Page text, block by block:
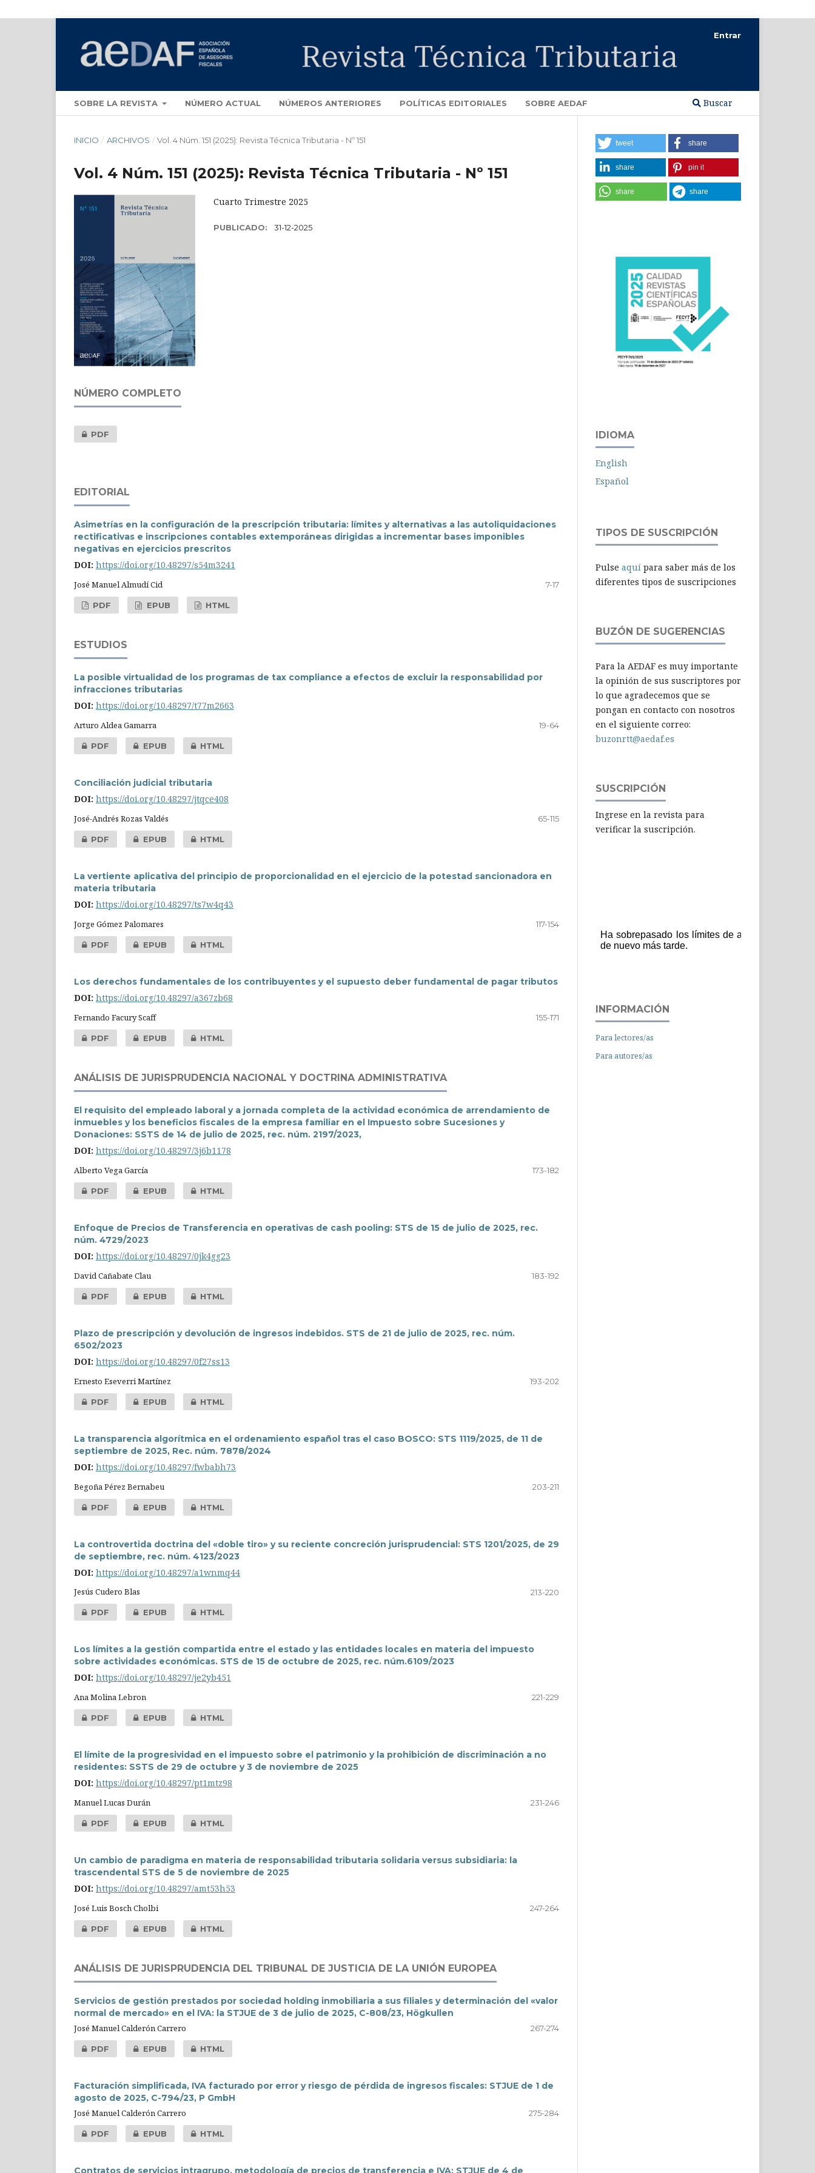
SOBRE LA REVISTA NÚMERO ACTUAL NÚMEROS ANTERIORES POLÍTICAS EDITORIALES SOBRE AEDAF Buscar
Entrar
INICIO / ARCHIVOS / Vol. 4 Núm. 151 (2025): Revista Técnica Tributaria - Nº 151
Vol. 4 Núm. 151 (2025): Revista Técnica Tributaria - Nº 151
Cuarto Trimestre 2025
PUBLICADO: 31-12-2025
NÚMERO COMPLETO
PDF
EDITORIAL
Asimetrías en la configuración de la prescripción tributaria: límites y alternativas a las autoliquidaciones
rectificativas e inscripciones contables extemporáneas dirigidas a incrementar bases imponibles
negativas en ejercicios prescritos
DOI: https://doi.org/10.48297/s54m3241
José Manuel Almudí Cid 7-17
PDF EPUB HTML
ESTUDIOS
La posible virtualidad de los programas de tax compliance a efectos de excluir la responsabilidad por
infracciones tributarias
DOI: https://doi.org/10.48297/t77m2663
Arturo Aldea Gamarra 19-64
PDF EPUB HTML
Conciliación judicial tributaria
DOI: https://doi.org/10.48297/jtqce408
José-Andrés Rozas Valdés 65-115
PDF EPUB HTML
La vertiente aplicativa del principio de proporcionalidad en el ejercicio de la potestad sancionadora en
materia tributaria
DOI: https://doi.org/10.48297/ts7w4q43
Jorge Gómez Palomares 117-154
PDF EPUB HTML
Los derechos fundamentales de los contribuyentes y el supuesto deber fundamental de pagar tributos
DOI: https://doi.org/10.48297/a367zb68
Fernando Facury Scaff 155-171
PDF EPUB HTML
ANÁLISIS DE JURISPRUDENCIA NACIONAL Y DOCTRINA ADMINISTRATIVA
El requisito del empleado laboral y a jornada completa de la actividad económica de arrendamiento de
inmuebles y los beneficios fiscales de la empresa familiar en el Impuesto sobre Sucesiones y
Donaciones: SSTS de 14 de julio de 2025, rec. núm. 2197/2023,
DOI: https://doi.org/10.48297/3j6b1178
Alberto Vega García 173-182
PDF EPUB HTML
Enfoque de Precios de Transferencia en operativas de cash pooling: STS de 15 de julio de 2025, rec.
núm. 4729/2023
DOI: https://doi.org/10.48297/0jk4gg23
David Cañabate Clau 183-192
PDF EPUB HTML
Plazo de prescripción y devolución de ingresos indebidos. STS de 21 de julio de 2025, rec. núm.
6502/2023
DOI: https://doi.org/10.48297/0f27ss13
Ernesto Eseverri Martínez 193-202
PDF EPUB HTML
La transparencia algorítmica en el ordenamiento español tras el caso BOSCO: STS 1119/2025, de 11 de
septiembre de 2025, Rec. núm. 7878/2024
DOI: https://doi.org/10.48297/fwbabh73
Begoña Pérez Bernabeu 203-211
PDF EPUB HTML
La controvertida doctrina del «doble tiro» y su reciente concreción jurisprudencial: STS 1201/2025, de 29
de septiembre, rec. núm. 4123/2023
DOI: https://doi.org/10.48297/a1wnmq44
Jesús Cudero Blas 213-220
PDF EPUB HTML
Los límites a la gestión compartida entre el estado y las entidades locales en materia del impuesto
sobre actividades económicas. STS de 15 de octubre de 2025, rec. núm.6109/2023
DOI: https://doi.org/10.48297/je2yb451
Ana Molina Lebron 221-229
PDF EPUB HTML
El límite de la progresividad en el impuesto sobre el patrimonio y la prohibición de discriminación a no
residentes: SSTS de 29 de octubre y 3 de noviembre de 2025
DOI: https://doi.org/10.48297/pt1mtz98
Manuel Lucas Durán 231-246
PDF EPUB HTML
Un cambio de paradigma en materia de responsabilidad tributaria solidaria versus subsidiaria: la
trascendental STS de 5 de noviembre de 2025
DOI: https://doi.org/10.48297/amt53h53
José Luis Bosch Cholbi 247-264
PDF EPUB HTML
ANÁLISIS DE JURISPRUDENCIA DEL TRIBUNAL DE JUSTICIA DE LA UNIÓN EUROPEA
Servicios de gestión prestados por sociedad holding inmobiliaria a sus filiales y determinación del «valor
normal de mercado» en el IVA: la STJUE de 3 de julio de 2025, C-808/23, Högkullen
José Manuel Calderón Carrero
267-274
PDF EPUB HTML
Facturación simplificada, IVA facturado por error y riesgo de pérdida de ingresos fiscales: STJUE de 1 de
agosto de 2025, C-794/23, P GmbH
José Manuel Calderón Carrero
275-284
PDF EPUB HTML
Contratos de servicios intragrupo, metodología de precios de transferencia e IVA: STJUE de 4 de
tweet share
share pin it
share share
IDIOMA
English
Español
TIPOS DE SUSCRIPCIÓN
Pulse aquí para saber más de los
diferentes tipos de suscripciones
BUZÓN DE SUGERENCIAS
Para la AEDAF es muy importante
la opinión de sus suscriptores por
lo que agradecemos que se
pongan en contacto con nosotros
en el siguiente correo:
buzonrtt@aedaf.es
SUSCRIPCIÓN
Ingrese en la revista para
verificar la suscripción.
INFORMACIÓN
Para lectores/as
Para autores/as